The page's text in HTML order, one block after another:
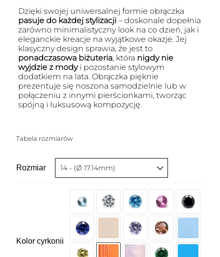
Dzięki swojej uniwersalnej formie obrączka
pasuje do każdej stylizacji– doskonale dopełnia
zarówno minimalistyczny look na co dzień, jak i
eleganckie kreacje na wyjątkowe okazje. Jej
klasyczny design sprawia, że jest to
ponadczasowa biżuteria, która nigdy nie
wyjdzie z modyi pozostanie stylowym
dodatkiem na lata. Obrączka pięknie
prezentuje się noszona samodzielnie lub w
połączeniu z innymi pierścionkami, tworząc
spójną i luksusową kompozycję.
Tabela rozmiarów
Rozmiar
Kolor cyrkonii